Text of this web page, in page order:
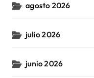
agosto 2026
julio 2026
junio 2026